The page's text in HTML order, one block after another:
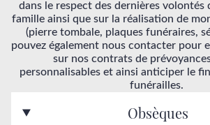
dans le respect des dernières volontés
famille ainsi que sur la réalisation de
(pierre tombale, plaques funéraires,
pouvez également nous contacter pour
sur nos contrats de
personnalisables et ainsi anticiper le
funérailles.
Obsèques